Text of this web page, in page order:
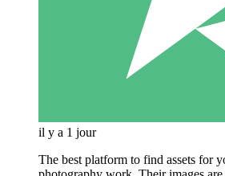
il y a 1 jour
The best platform to find assets for